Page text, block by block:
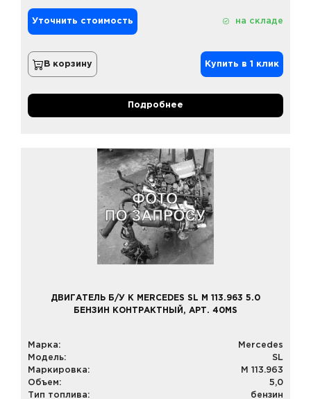
Уточнить стоимость на складе
В корзину Купить в 1 клик
Подробнее
ДВИГАТЕЛЬ Б/У К MERCEDES SL M 113.963 5.0
БЕНЗИН КОНТРАКТНЫЙ, АРТ. 40MS
Марка:
Mercedes
Модель:
SL
Маркировка:
M 113.963
Объем:
5,0
Тип топлива:
бензин